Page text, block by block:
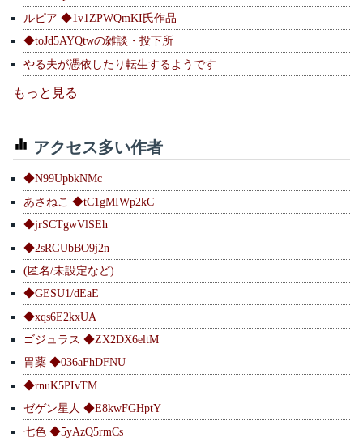
ルピア ◆1v1ZPWQmKI氏作品
◆toJd5AYQtwの雑談・投下所
やる夫が憑依したり転生するようです
もっと見る
アクセス多い作者
◆N99UpbkNMc
あさねこ ◆tC1gMIWp2kC
◆jrSCTgwVlSEh
◆2sRGUbBO9j2n
(匿名/未設定など)
◆GESU1/dEaE
◆xqs6E2kxUA
ゴジュラス ◆ZX2DX6eltM
胃薬 ◆036aFhDFNU
◆rnuK5PIvTM
ゼゲン星人 ◆E8kwFGHptY
七色 ◆5yAzQ5rmCs